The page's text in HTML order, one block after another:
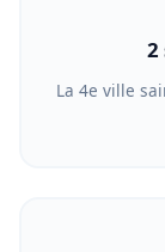
2
La 4e ville